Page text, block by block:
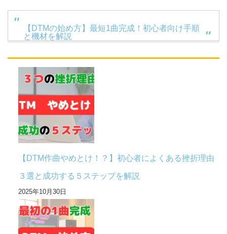
【DTMの始め方】最短1曲完成！初心者向け手順
と機材を解説
【DTM作曲やめとけ！？】初心者によくある挫折理由
３選と成功する５ステップを解説
2025年10月30日